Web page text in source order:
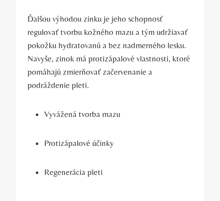
Ďalšou výhodou zinku je jeho schopnosť
regulovať tvorbu kožného mazu a tým udržiavať
pokožku hydratovanú a bez nadmerného lesku.
Navyše, zinok má protizápalové vlastnosti, ktoré
pomáhajú zmierňovať začervenanie a
podráždenie pleti.
Vyvážená tvorba mazu
Protizápalové účinky
Regenerácia pleti